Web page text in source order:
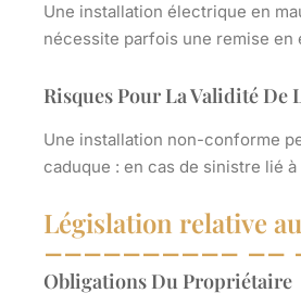
Une installation électrique en
nécessite parfois une remise
Risques Pour La Validité De
Une installation non-conforme
caduque : en cas de sinistre lié
Législation relative
Obligations Du Propriétaire